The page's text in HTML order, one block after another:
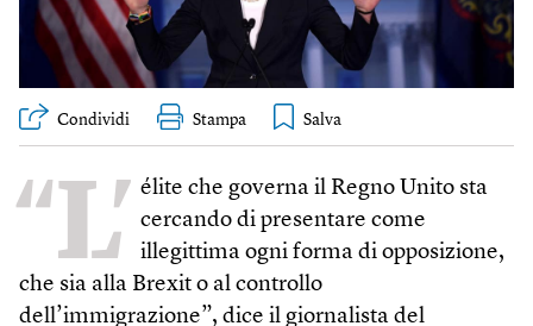
Condividi Stampa
“L’ élite che governa il Regno Unito sta
cercando di presentare come
illegittima ogni forma di opposizione,
che sia alla Brexit o al controllo
dell’immigrazione”, dice il giornalista del